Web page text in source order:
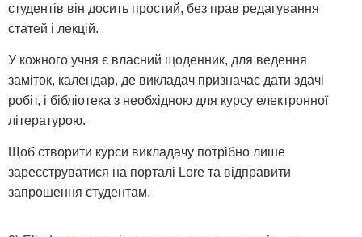
студентів він досить простий, без прав редагування
статей і лекцій.
У кожного учня є власний щоденник, для ведення
заміток, календар, де викладач призначає дати здачі
робіт, і бібліотека з необхідною для курсу електронної
літературою.
Щоб створити курси викладачу потрібно лише
зареєструватися на порталі Lore та відправити
запрошення студентам.